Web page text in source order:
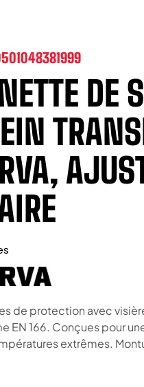
DE
de protection avec
EN 166. Conçues pour
extrêmes.